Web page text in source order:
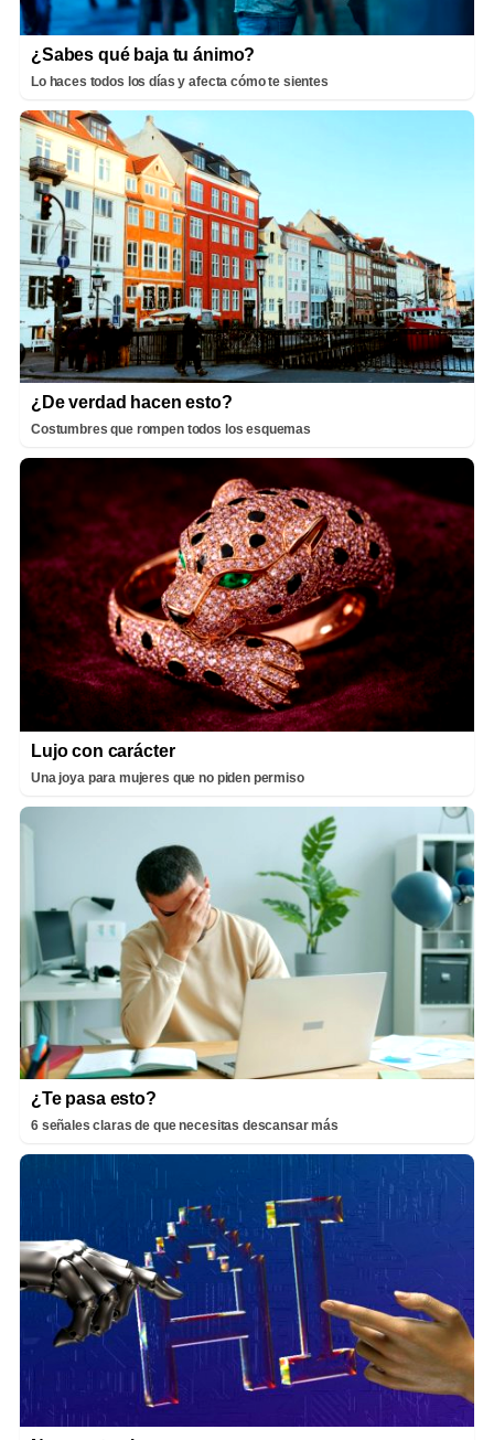
¿Sabes qué baja tu ánimo?
Lo haces todos los días y afecta cómo te sientes
¿De verdad hacen esto?
Costumbres que rompen todos los esquemas
Lujo con carácter
Una joya para mujeres que no piden permiso
¿Te pasa esto?
6 señales claras de que necesitas descansar más